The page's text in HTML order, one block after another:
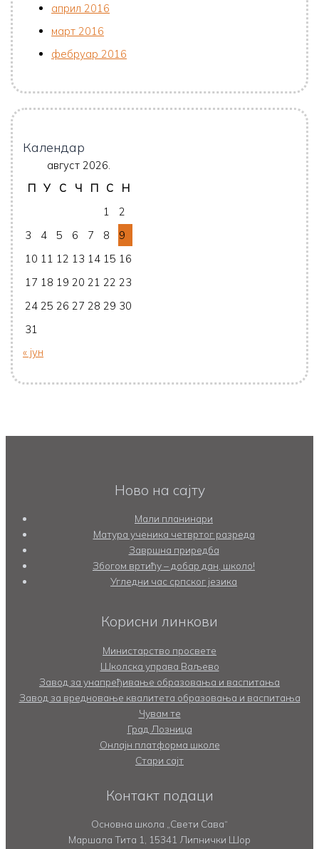
април 2016
март 2016
фебруар 2016
Календар
август 2026.
П
У С Ч П С
Н
1
2
3
4 5 6 7 8
9
10 11 12 13 14 15 16
17 18 19 20 21 22 23
24 25 26 27 28 29 30
31
« јун
Ново на сајту
Мали планинари
Матура ученика четвртог разреда
Завршна приредба
Збогом вртићу – добар дан, школо!
Угледни час српског језика
Корисни линкови
Министарство просвете
Школска управа Ваљево
Завод за унапређивање образовања и васпитања
Завод за вредновање квалитета образовања и васпитања
Чувам те
Град Лозница
Онлајн платформа школе
Стари сајт
Контакт подаци
Основна школа „Свети Сава“
Маршала Тита 1, 15341 Липнички Шор